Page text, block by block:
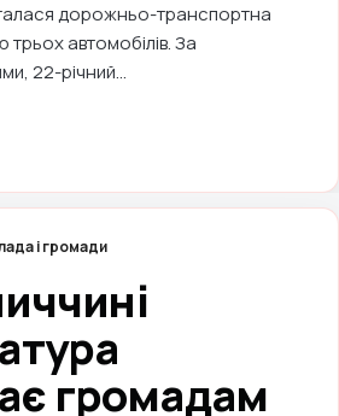
дорожньо-транспортна
автомобілів. За
22-річний...